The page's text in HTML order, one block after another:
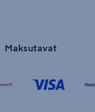
Maksutavat